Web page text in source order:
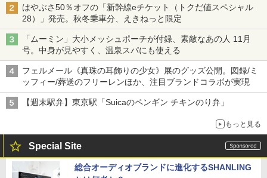
はやぶさ50％オフの「新幹線eチケット（トクだ値スペシャル
28）」発売。秋冬乗車分、えきねっと限定
「ムーミン」大小メッシュポーチが付録、素敵なあの人 11月
号。中身が見やすく、温泉スパにも使える
フェルメール《真珠の耳飾りの少女》展のグッズ公開。図録/ミ
ッフィー/葬送のフリーレンほか、注目ブランドコラボが実現
【週末駅弁】東京駅「Suicaのペンギン チキンのり弁」
もっと見る
Special Site
総合オーディオブランドに進化するSHANLING